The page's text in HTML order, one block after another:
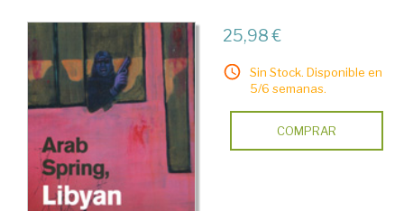
25,98 €
Sin Stock. Disponible en
5/6 semanas.
COMPRAR